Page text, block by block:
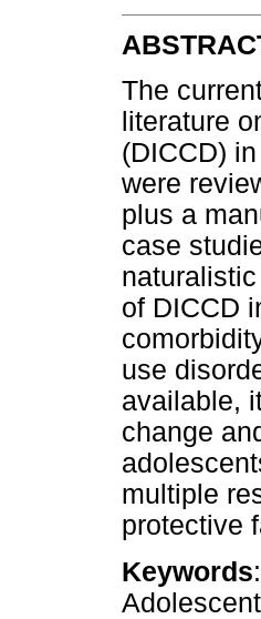
The
literature
(DICCD)
were
plus a
case
of DICCD
use
available,
change
multiple
protective
Keywords